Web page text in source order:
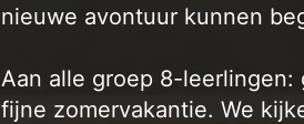
nieuwe avontuur kunnen
Aan alle groep 8-
fijne zomervakantie. We